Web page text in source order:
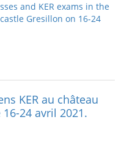
and KER exams in the
Gresillon on 16-24
KER au château
24 avril 2021.